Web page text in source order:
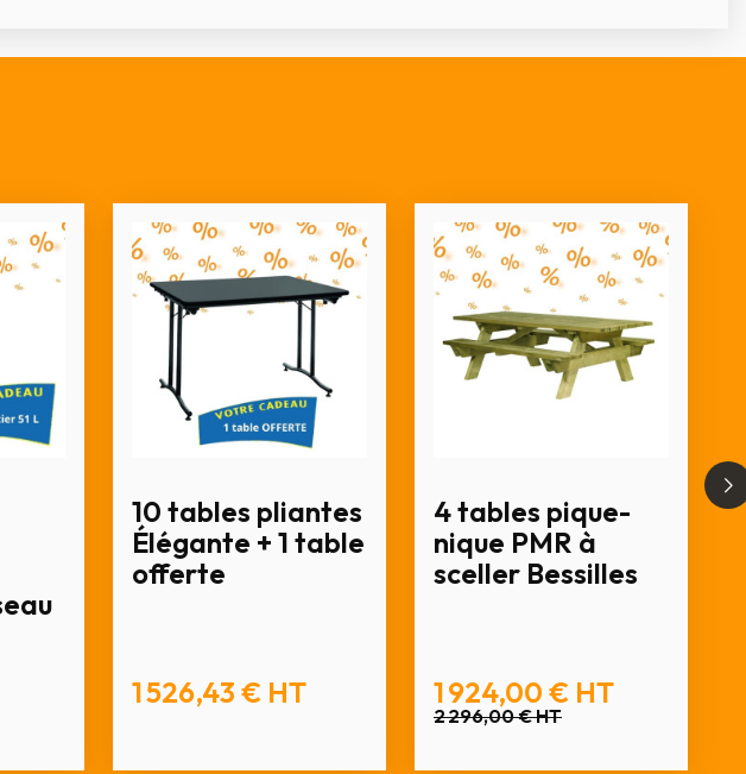
10 tables pliantes
Élégante + 1 table
offerte
1 526,43 € HT
4 tables pique-
nique PMR à
sceller Bessilles
1 924,00 € HT
2 296,00 €HT